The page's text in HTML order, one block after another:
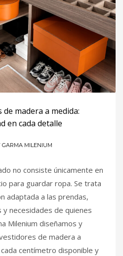
madera a medida:
en cada detalle
GARMA MILENIUM
no consiste únicamente en
para guardar ropa. Se trata
adaptada a las prendas,
necesidades de quienes
Milenium diseñamos y
de madera a
centímetro disponible y